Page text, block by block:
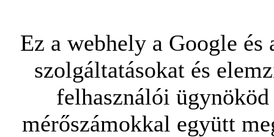
Ez a webhely a Google
szolgáltatásokat és
felhasználói
mérőszámokkal együtt